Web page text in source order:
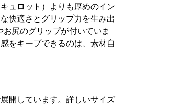
ュロット）よりも厚めのイン
快適さとグリップ力を生み出
尻のグリップが付いていま
をキープできるのは、素材自
開しています。詳しいサイズ